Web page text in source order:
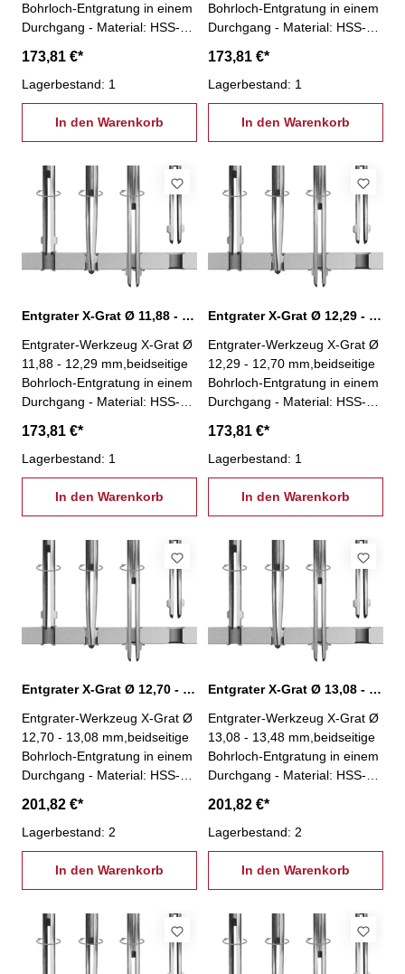
Bohrloch-Entgratung in einem
Durchgang - Material: HSS-
Entgratung an unzugänglichen
Stellen (z.B. Hohlkörper)-
Einsparung einer zweiten
Aufspannung- einfache und
stabile Bauweise- besonders
geeignet für jede Maschine
und nahezu jedes Wekstück-
Winkel Vorwärtssenkung: 45°-
Winkel Rückwärtssenkung:
33°
173,81 €*
Lagerbestand: 1
In den Warenkorb
Bohrloch-Entgratung in einem
Durchgang - Material: HSS-
Entgratung an unzugänglichen
Stellen (z.B. Hohlkörper)-
Einsparung einer zweiten
Aufspannung- einfache und
stabile Bauweise- besonders
geeignet für jede Maschine
und nahezu jedes Wekstück-
Winkel Vorwärtssenkung: 45°-
Winkel Rückwärtssenkung:
33°
173,81 €*
Lagerbestand: 1
In den Warenkorb
Entgrater X-Grat Ø 11,88 - 12,29 mm, XG-11,88
Entgrater-Werkzeug X-Grat Ø
11,88 - 12,29 mm,beidseitige
Bohrloch-Entgratung in einem
Durchgang - Material: HSS-
Entgratung an unzugänglichen
Stellen (z.B. Hohlkörper)-
Einsparung einer zweiten
Aufspannung- einfache und
stabile Bauweise- besonders
geeignet für jede Maschine
und nahezu jedes Wekstück-
Winkel Vorwärtssenkung: 45°-
Winkel Rückwärtssenkung:
33°
173,81 €*
Lagerbestand: 1
In den Warenkorb
Entgrater X-Grat Ø 12,29 - 12,70 mm, XG-12,29
Entgrater-Werkzeug X-Grat Ø
12,29 - 12,70 mm,beidseitige
Bohrloch-Entgratung in einem
Durchgang - Material: HSS-
Entgratung an unzugänglichen
Stellen (z.B. Hohlkörper)-
Einsparung einer zweiten
Aufspannung- einfache und
stabile Bauweise- besonders
geeignet für jede Maschine
und nahezu jedes Wekstück-
Winkel Vorwärtssenkung: 45°-
Winkel Rückwärtssenkung:
33°
173,81 €*
Lagerbestand: 1
In den Warenkorb
Entgrater X-Grat Ø 12,70 - 13,08 mm, XG-12,7
Entgrater-Werkzeug X-Grat Ø
12,70 - 13,08 mm,beidseitige
Bohrloch-Entgratung in einem
Durchgang - Material: HSS-
Entgratung an unzugänglichen
Stellen (z.B. Hohlkörper)-
Einsparung einer zweiten
Aufspannung- einfache und
stabile Bauweise- besonders
geeignet für jede Maschine
und nahezu jedes Wekstück-
Winkel Vorwärtssenkung: 45°-
201,82 €*
Lagerbestand: 2
In den Warenkorb
Entgrater X-Grat Ø 13,08 - 13,48 mm, XG-13,08
Entgrater-Werkzeug X-Grat Ø
13,08 - 13,48 mm,beidseitige
Bohrloch-Entgratung in einem
Durchgang - Material: HSS-
Entgratung an unzugänglichen
Stellen (z.B. Hohlkörper)-
Einsparung einer zweiten
Aufspannung- einfache und
stabile Bauweise- besonders
geeignet für jede Maschine
und nahezu jedes Wekstück-
Winkel Vorwärtssenkung: 45°-
201,82 €*
Lagerbestand: 2
In den Warenkorb